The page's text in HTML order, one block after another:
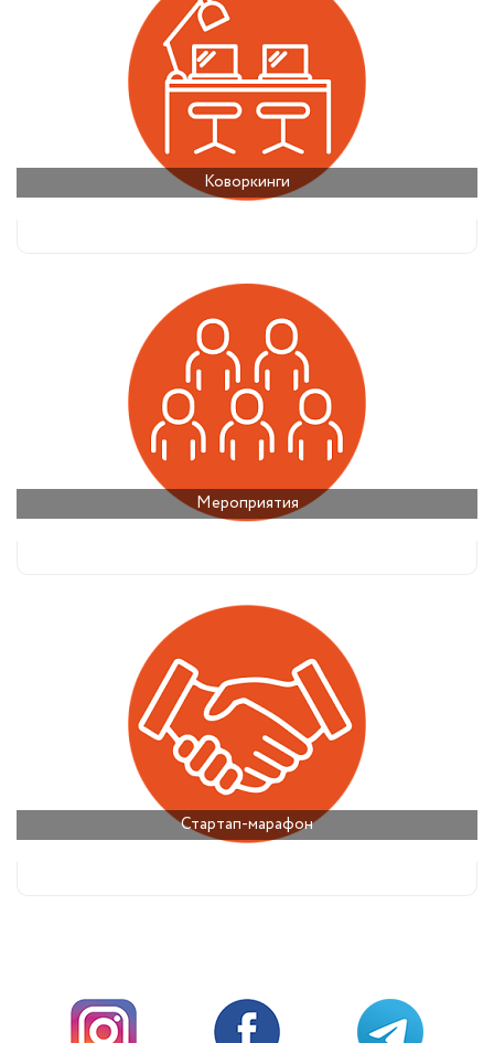
Коворкинги
Мероприятия
Стартап-марафон